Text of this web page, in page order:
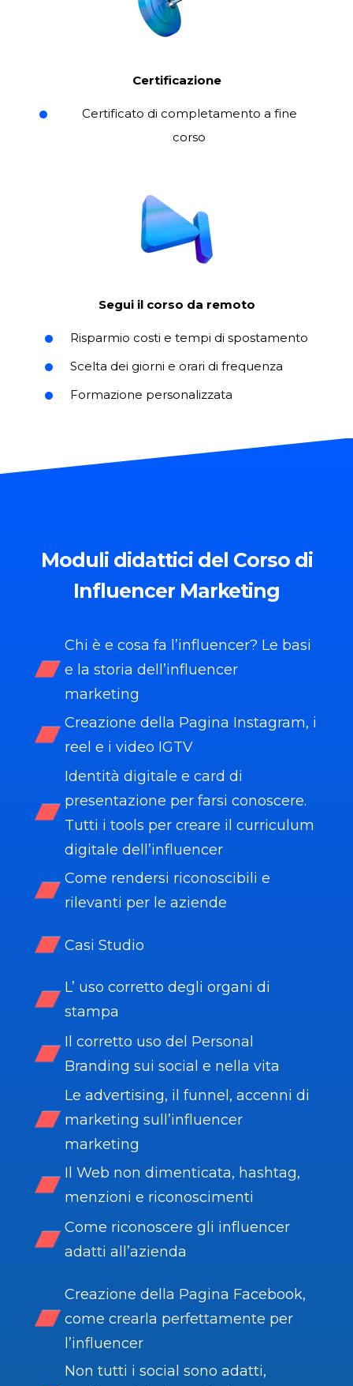
Certificazione
Certificato di completamento a fine
corso
Segui il corso da remoto
Risparmio costi e tempi di spostamento
Scelta dei giorni e orari di frequenza
Formazione personalizzata
Modulididattici del Corso di
Influencer Marketing
Chi è e cosa fa l’influencer? Le basi
e la storia dell’influencer
marketing
Creazione della Pagina Instagram, i
reel e i video IGTV
Identità digitale e card di
presentazione per farsi conoscere.
Tutti i tools per creare il curriculum
digitale dell’influencer
Come rendersi riconoscibili e
rilevanti per le aziende
Casi Studio
L’ uso corretto degli organi di
stampa
Il corretto uso del Personal
Branding sui social e nella vita
Le advertising, il funnel, accenni di
marketing sull’influencer
marketing
Il Web non dimenticata, hashtag,
menzioni e riconoscimenti
Come riconoscere gli influencer
adatti all’azienda
Creazione della Pagina Facebook,
come crearla perfettamente per
l’influencer
Non tutti i social sono adatti,